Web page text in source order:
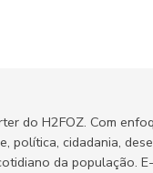
do H2FOZ. Com
política, cidadania,
da população.